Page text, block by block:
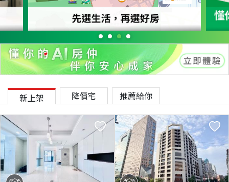
新上架 降價宅 推薦給你